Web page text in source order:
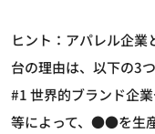
ヒント：アパレル企
台の理由は、以下の3つ
#1 世界的ブランド企
等によって、●●を生